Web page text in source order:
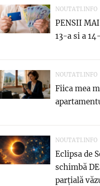
NOUTATI.INFO
PENSII
13-a si a
NOUTATI.INFO
Fiica mea
NOUTATI.INFO
Eclipsa de
schimbă
parțială